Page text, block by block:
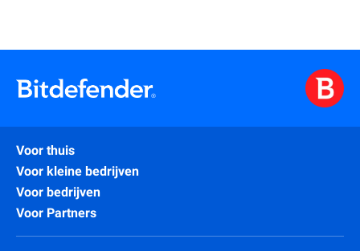
Voor thuis
Voor kleine bedrijven
Voor bedrijven
Voor Partners